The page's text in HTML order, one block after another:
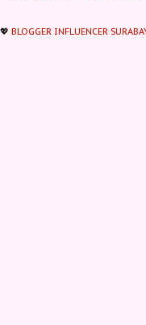
💖 BLOGGER INFLUENCER